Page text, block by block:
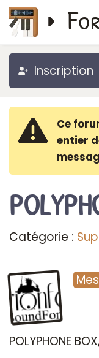
Inscription
Ce
entier
Catégorie :
POLYPHONE BOX,